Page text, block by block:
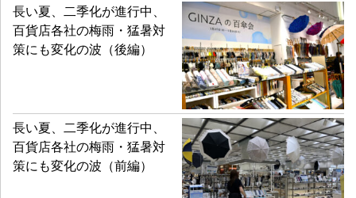
長い夏、二季化が進行中、
百貨店各社の梅雨・猛暑対
策にも変化の波（後編）
長い夏、二季化が進行中、
百貨店各社の梅雨・猛暑対
策にも変化の波（前編）